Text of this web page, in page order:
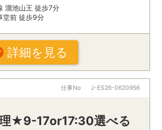
溜池山王 徒歩7分
堂前 徒歩9分
詳細を見る
仕事No J-ES26-0620956
理★9-17or17:30選べる